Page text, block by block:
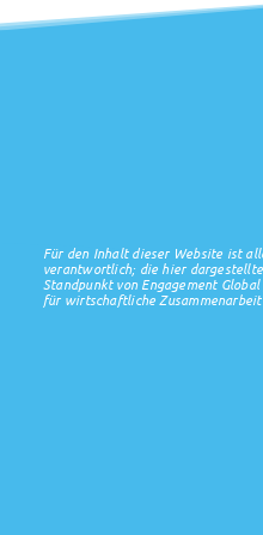
Für den Inhalt dieser Website ist
verantwortlich; die hier
Standpunkt von Engagement
für wirtschaftliche